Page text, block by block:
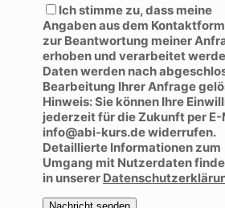
Bitte lasse dieses Feld leer.
Ich stimme zu, dass meine
Angaben aus dem
zur Beantwortung meiner
erhoben und verarbeitet
Daten werden nach
Bearbeitung Ihrer Anfrage
Hinweis: Sie können Ihre
jederzeit für die Zukunft per E-
info@abi-kurs.de widerrufen.
Detaillierte Informationen zum
Umgang mit Nutzerdaten
in unserer